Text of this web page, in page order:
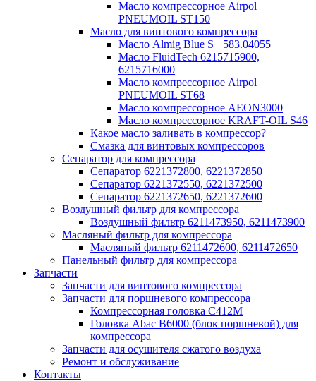
Масло компрессорное Airpol
PNEUMOIL ST150
Масло для винтового компрессора
Масло Almig Blue S+ 583.04055
Масло FluidTech 6215715900,
6215716000
Масло компрессорное Airpol
PNEUMOIL ST68
Масло компрессорное AEON3000
Масло компрессорное KRAFT-OIL S46
Какое масло заливать в компрессор?
Смазка для винтовых компрессоров
Сепаратор для компрессора
Сепаратор 6221372800, 6221372850
Сепаратор 6221372550, 6221372500
Сепаратор 6221372650, 6221372600
Воздушный фильтр для компрессора
Воздушный фильтр 6211473950, 6211473900
Масляный фильтр для компрессора
Масляный фильтр 6211472600, 6211472650
Панельный фильтр для компрессора
Запчасти
Запчасти для винтового компрессора
Запчасти для поршневого компрессора
Компрессорная головка С412М
Головка Abac B6000 (блок поршневой) для
компрессора
Запчасти для осушителя сжатого воздуха
Ремонт и обслуживание
Контакты